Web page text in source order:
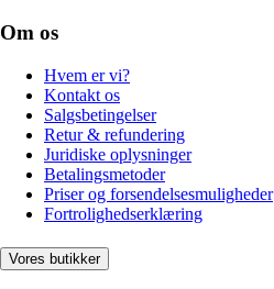
Om os
Hvem er vi?
Kontakt os
Salgsbetingelser
Retur & refundering
Juridiske oplysninger
Betalingsmetoder
Priser og forsendelsesmuligheder
Fortrolighedserklæring
Vores butikker